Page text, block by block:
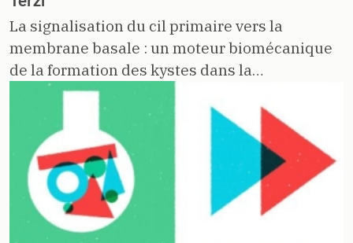
La signalisation du cil primaire vers la
membrane basale : un moteur biomécanique
de la formation des kystes dans la…